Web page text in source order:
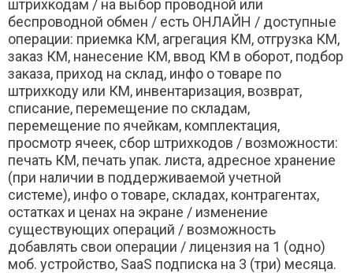
штрихкодам / на выбор проводной или
беспроводной обмен / есть ОНЛАЙН / доступные
операции: приемка КМ, агрегация КМ, отгрузка КМ,
заказ КМ, нанесение КМ, ввод КМ в оборот, подбор
заказа, приход на склад, инфо о товаре по
штрихкоду или КМ, инвентаризация, возврат,
списание, перемещение по складам,
перемещение по ячейкам, комплектация,
просмотр ячеек, сбор штрихкодов / возможности:
печать КМ, печать упак. листа, адресное хранение
(при наличии в поддерживаемой учетной
системе), инфо о товаре, складах, контрагентах,
остатках и ценах на экране / изменение
существующих операций / возможность
добавлять свои операции / лицензия на 1 (одно)
моб. устройство, SaaS подписка на 3 (три) месяца.